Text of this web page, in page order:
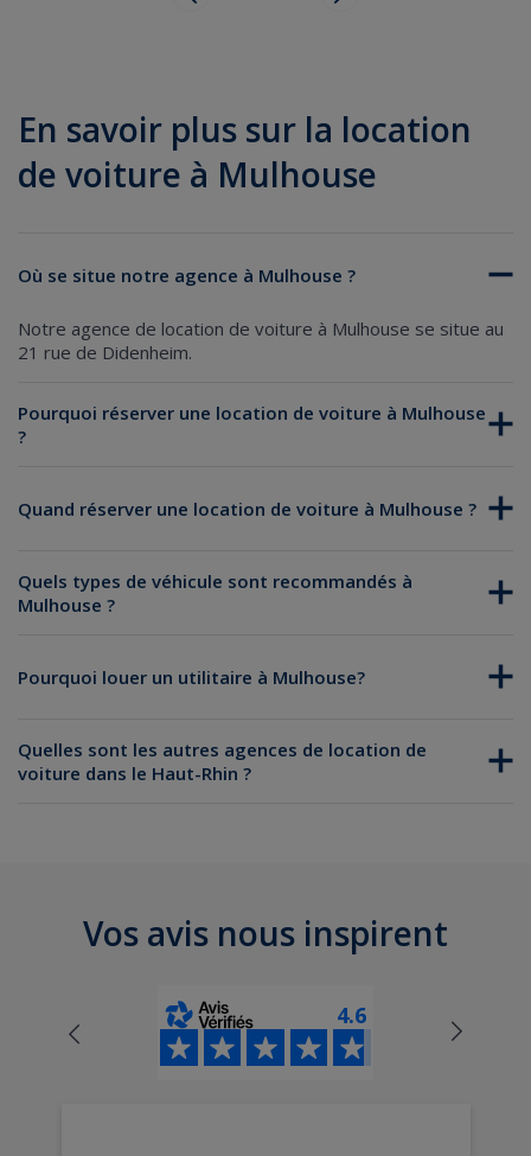
En savoir plus sur la location
de voiture à Mulhouse
Où se situe notre agence à Mulhouse ?
Notre agence de location de voiture à Mulhouse se situe au
21 rue de Didenheim.
Pourquoi réserver une location de voiture à Mulhouse
?
Quand réserver une location de voiture à Mulhouse ?
Quels types de véhicule sont recommandés à
Mulhouse ?
Pourquoi louer un utilitaire à Mulhouse?
Quelles sont les autres agences de location de
voiture dans le Haut-Rhin ?
Vos avis nous inspirent
4.6